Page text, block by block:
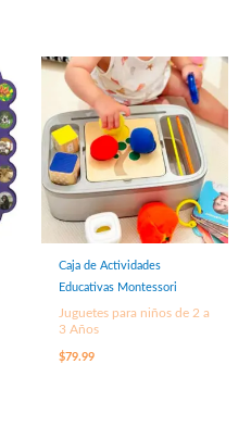
Caja de Actividades
Educativas Montessori
Juguetes para niños de 2 a
3 Años
$79.99